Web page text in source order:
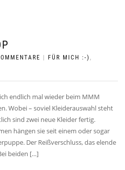
FÜR MICH :-) ,
endlich mal wieder beim MMM
Wobei – soviel Kleiderauswahl steht
sind zwei neue Kleider fertig.
hängen sie seit einem oder sogar
Der Reißverschluss, das elende
beiden […]